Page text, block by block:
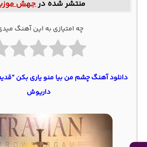
منتشر شده درجهش
چه امتیازی به این آهنگ
دانلود آهنگ چشم من بیا منو یاری بکن
داریوش